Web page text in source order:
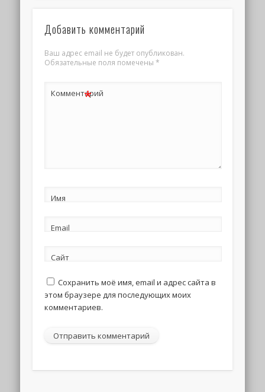
Добавить комментарий
Ваш адрес email не будет опубликован.
Обязательные поля помечены *
Комментарий
*
Имя
Email
Сайт
Сохранить моё имя, email и адрес сайта в
этом браузере для последующих моих
комментариев.